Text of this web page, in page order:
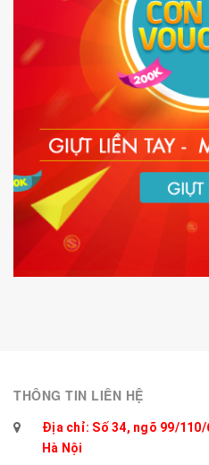
THÔNG TIN LIÊN HỆ
Địa chỉ: Số 34, ngõ 99/
Hà Nội